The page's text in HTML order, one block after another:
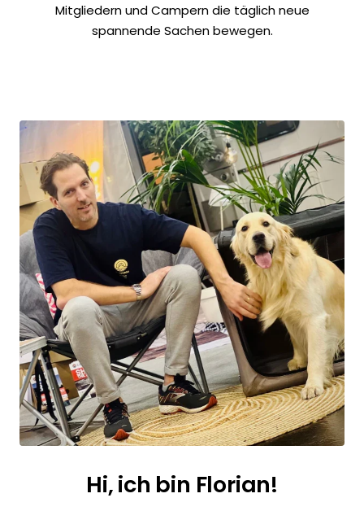
Mitgliedern und Campern die täglich neue
spannende Sachen bewegen.
Hi, ich bin Florian!